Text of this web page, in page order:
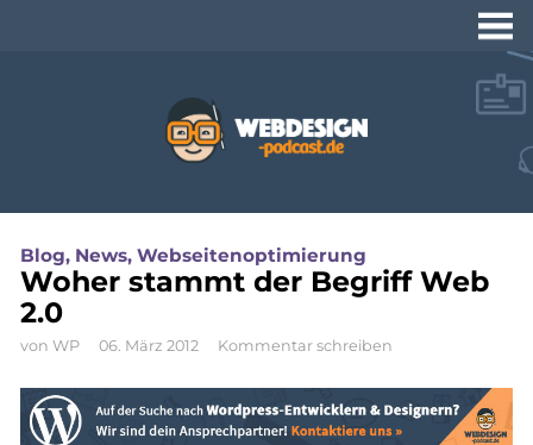
Workshops zu
Webdesign und
Blog, News, Webseitenoptimierung
Woher stammt der Begriff Web
2.0
von WP 06. März 2012 Kommentar schreiben